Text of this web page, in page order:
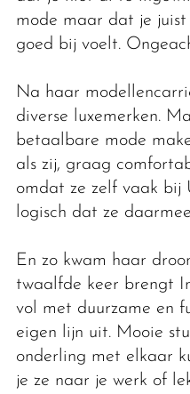
mode maar dat je
goed bij voelt.
Na haar
diverse luxemerken.
betaalbare mode
als zij, graag
omdat ze zelf vaak bij
logisch dat ze
En zo kwam haar
twaalfde keer brengt
vol met duurzame en
eigen lijn uit. Mooie
onderling met elkaar
je ze naar je werk of